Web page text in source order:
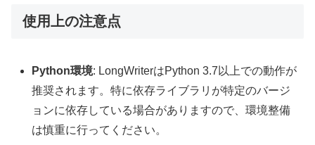
使用上の注意点
Python環境: LongWriterはPython 3.7以上での動作が
推奨されます。特に依存ライブラリが特定のバージ
ョンに依存している場合がありますので、環境整備
は慎重に行ってください。